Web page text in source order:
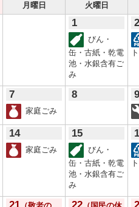
月曜日 火曜日
1
びん・
缶・古紙・乾電
池・水銀含有ご
み
2
7
家庭ごみ
8 9
14
家庭ごみ
15
びん・
缶・古紙・乾電
池・水銀含有ご
み